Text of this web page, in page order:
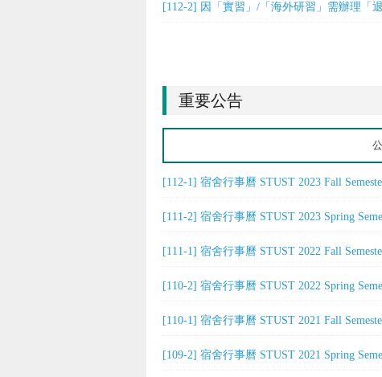
[112-2] 因「實習」/「海外研習」需辦理「
重要公告
[112-1] 宿舍行事曆 STUST 2023 Fall
[111-2] 宿舍行事曆 STUST 2023 Spring
[111-1] 宿舍行事曆 STUST 2022 Fall
[110-2] 宿舍行事曆 STUST 2022 Spring
[110-1] 宿舍行事曆 STUST 2021 Fall
[109-2] 宿舍行事曆 STUST 2021 Spring